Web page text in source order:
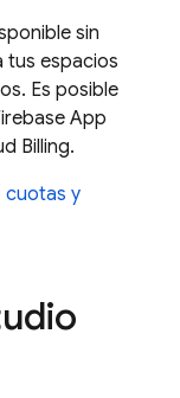
sin
tus espacios
Es posible
App
Billing.
cuotas y